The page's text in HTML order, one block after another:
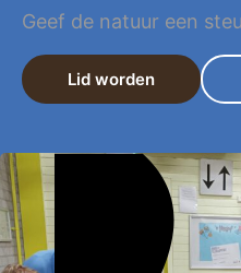
Geef de natuur een
Lid worden